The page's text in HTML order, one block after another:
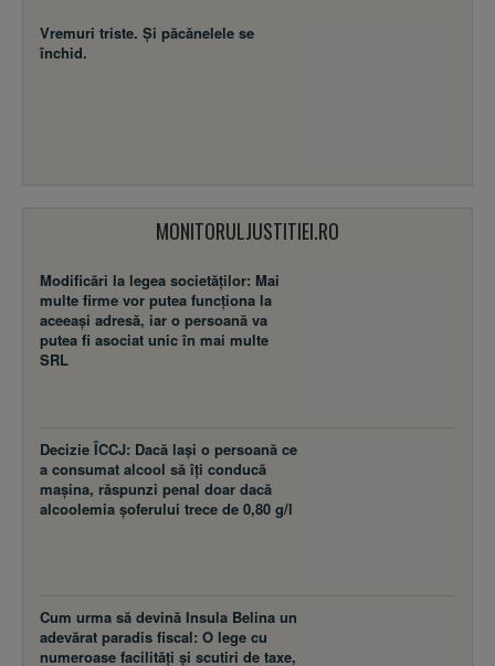
Vremuri triste. Şi păcănelele se
închid.
MONITORULJUSTITIEI.RO
Modificări la legea societăţilor: Mai
multe firme vor putea funcţiona la
aceeaşi adresă, iar o persoană va
putea fi asociat unic în mai multe
SRL
Decizie ÎCCJ: Dacă laşi o persoană ce
a consumat alcool să îţi conducă
maşina, răspunzi penal doar dacă
alcoolemia şoferului trece de 0,80 g/l
Cum urma să devină Insula Belina un
adevărat paradis fiscal: O lege cu
numeroase facilităţi şi scutiri de taxe,